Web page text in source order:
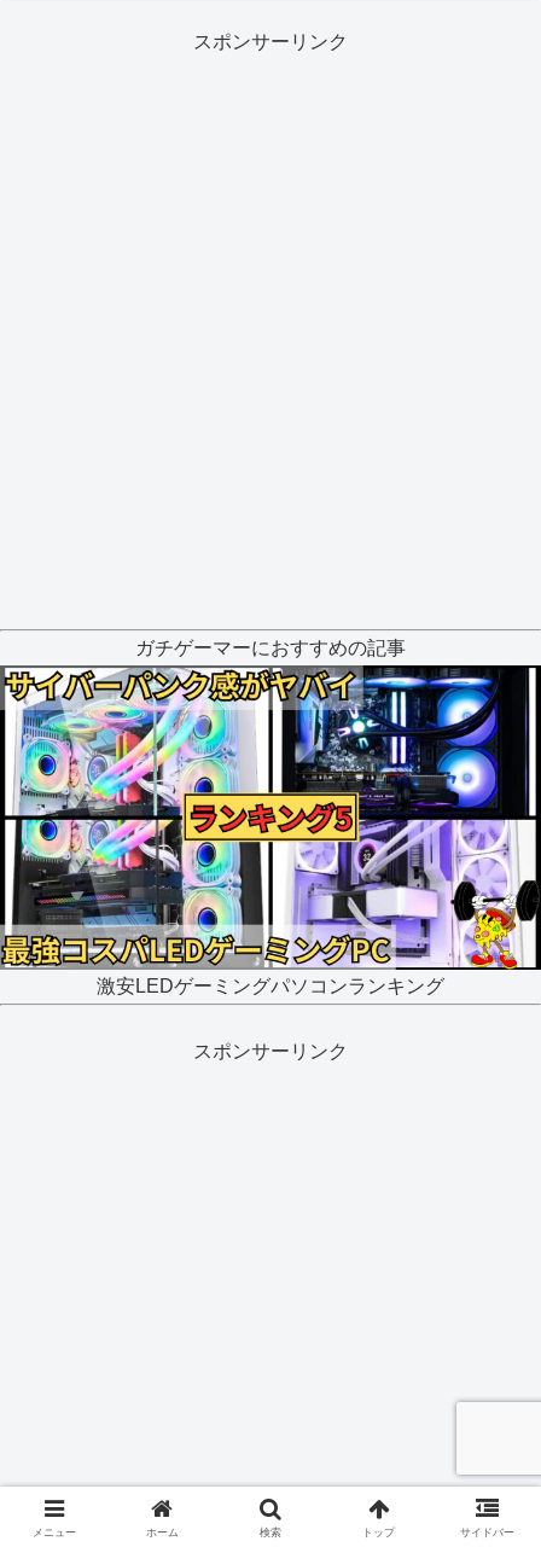
スポンサーリンク
ガチゲーマーにおすすめの記事
激安LEDゲーミングパソコンランキング
スポンサーリンク
メニュー ホーム 検索 トップ サイドバー